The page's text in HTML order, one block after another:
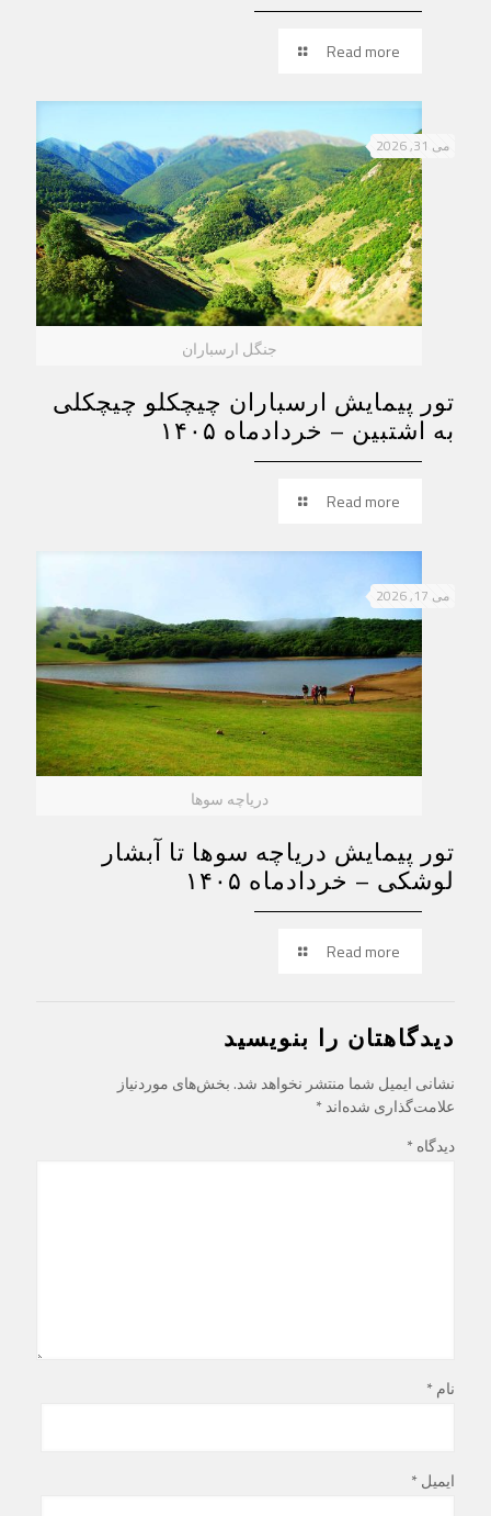
Read more
جنگل ارسباران
می 31, 2026
تور پیمایش ارسباران چیچکلو چیچکلی
به اشتبین – خردادماه ۱۴۰۵
Read more
دریاچه سوها
می 17, 2026
تور پیمایش دریاچه سوها تا آبشار
لوشکی – خردادماه ۱۴۰۵
Read more
دیدگاهتان را بنویسید
نشانی ایمیل شما منتشر نخواهد شد. بخش‌های موردنیاز
علامت‌گذاری شده‌اند*
دیدگاه*
نام*
ایمیل*